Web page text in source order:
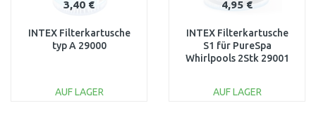
3,40 €
INTEX Filterkartusche
typ A 29000
AUF LAGER
4,95 €
INTEX Filterkartusche
S1 für PureSpa
Whirlpools 2Stk 29001
AUF LAGER